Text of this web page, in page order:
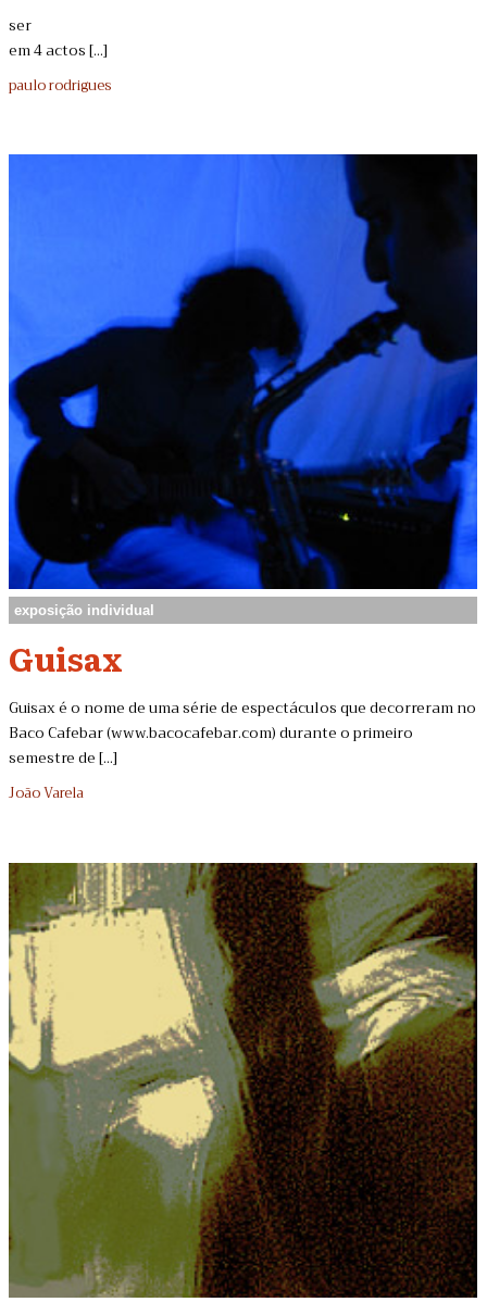
ser
em 4 actos [...]
paulo rodrigues
exposição individual
Guisax
Guisax é o nome de uma série de espectáculos que decorreram no
Baco Cafebar (www.bacocafebar.com) durante o primeiro
semestre de [...]
João Varela